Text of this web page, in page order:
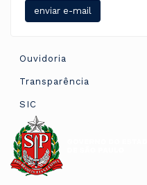
Ouvidoria
Transparência
SIC